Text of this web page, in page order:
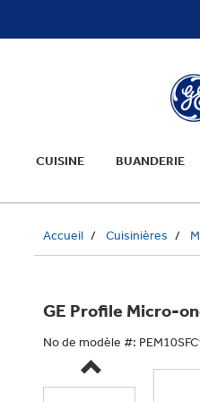
CUISINE BUANDERIE
Accueil Cuisinières
GE Profile Micro-
No de modèle #: PEM10SFC